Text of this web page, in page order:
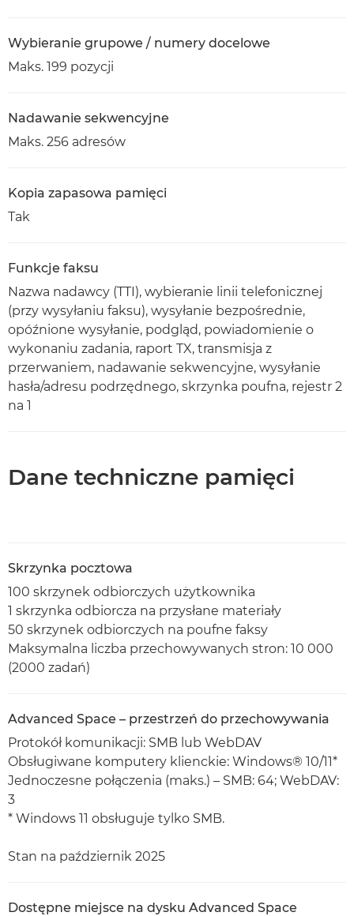
Wybieranie grupowe / numery docelowe
Maks. 199 pozycji
Nadawanie sekwencyjne
Maks. 256 adresów
Kopia zapasowa pamięci
Tak
Funkcje faksu
Nazwa nadawcy (TTI), wybieranie linii telefonicznej
(przy wysyłaniu faksu), wysyłanie bezpośrednie,
opóźnione wysyłanie, podgląd, powiadomienie o
wykonaniu zadania, raport TX, transmisja z
przerwaniem, nadawanie sekwencyjne, wysyłanie
hasła/adresu podrzędnego, skrzynka poufna, rejestr 2
na 1
Dane techniczne pamięci
Skrzynka pocztowa
100 skrzynek odbiorczych użytkownika
1 skrzynka odbiorcza na przysłane materiały
50 skrzynek odbiorczych na poufne faksy
Maksymalna liczba przechowywanych stron: 10 000
(2000 zadań)
Advanced Space – przestrzeń do przechowywania
Protokół komunikacji: SMB lub WebDAV
Obsługiwane komputery klienckie: Windows® 10/11*
Jednoczesne połączenia (maks.) – SMB: 64; WebDAV:
3
* Windows 11 obsługuje tylko SMB.
Stan na październik 2025
Dostępne miejsce na dysku Advanced Space